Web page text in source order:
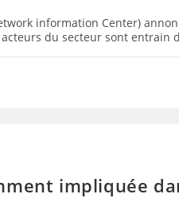
information Center)
du secteur sont entrain
impliquée